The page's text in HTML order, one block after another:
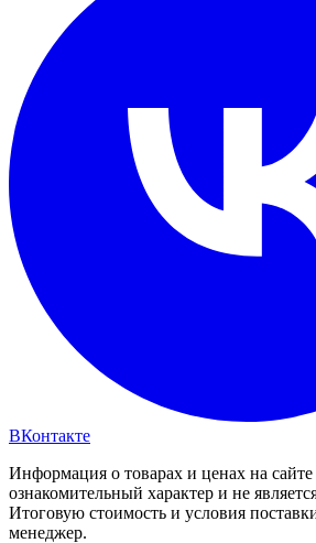
ВКонтакте
Информация о товарах и ценах на сайте
ознакомительный характер и не
Итоговую стоимость и условия
менеджер.